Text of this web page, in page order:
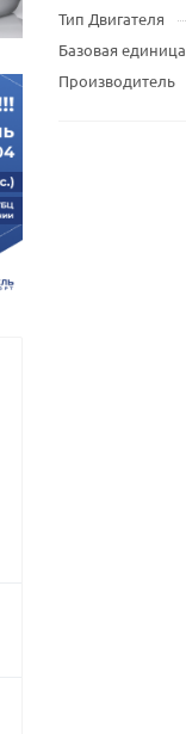
Тип Двигателя
Базовая единица
Производитель